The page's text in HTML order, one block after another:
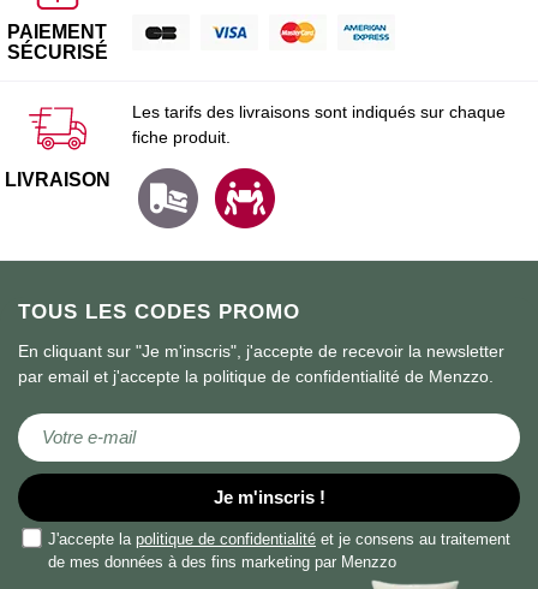
TOUS LES CODES PROMO
En cliquant sur "Je m'inscris", j'accepte de recevoir la newsletter
par email et j'accepte la politique de confidentialité de Menzzo.
Inscription à notre lettre d’information :
Je m'inscris !
J'accepte la politique de confidentialité et je consens au traitement
de mes données à des fins marketing par Menzzo
PAIEMENT
SÉCURISÉ
LIVRAISON
Les tarifs des livraisons sont indiqués sur chaque
fiche produit.